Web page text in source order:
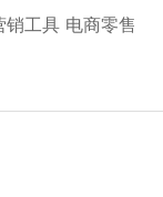
销工具 电商零售